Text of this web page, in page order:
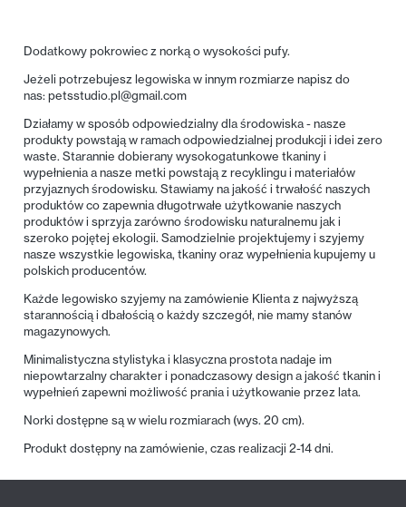
Dodatkowy pokrowiec z norką o wysokości pufy.
Jeżeli potrzebujesz legowiska w innym rozmiarze napisz do
nas:petsstudio.pl@gmail.com
Działamy w sposób odpowiedzialny dla środowiska - nasze
produkty powstają w ramach odpowiedzialnej produkcji i idei zero
waste. Starannie dobierany wysokogatunkowe tkaniny i
wypełnienia a nasze metki powstają z recyklingu i materiałów
przyjaznych środowisku. Stawiamy na jakość i trwałość naszych
produktów co zapewnia długotrwałe użytkowanie naszych
produktów i sprzyja zarówno środowisku naturalnemu jak i
szeroko pojętej ekologii. Samodzielnie projektujemy i szyjemy
nasze wszystkie legowiska, tkaniny oraz wypełnienia kupujemy u
polskich producentów.
Każde legowisko szyjemy na zamówienie Klienta z najwyższą
starannością i dbałością o każdy szczegół, nie mamy stanów
magazynowych.
Minimalistyczna stylistyka i klasyczna prostota nadaje im
niepowtarzalny charakter i ponadczasowy design a jakość tkanin i
wypełnień zapewni możliwość prania i użytkowanie przez lata.
Norki dostępne są w wielu rozmiarach (wys. 20 cm).
Produkt dostępny na zamówienie, czas realizacji 2-14 dni.